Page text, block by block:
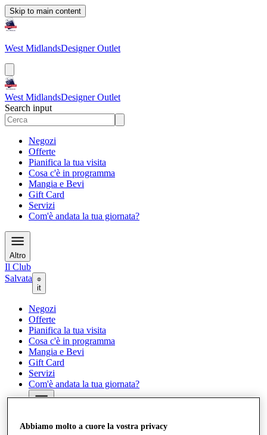
Skip to main content
West MidlandsDesigner Outlet
West MidlandsDesigner Outlet
Search input
Negozi
Offerte
Pianifica la tua visita
Cosa c'è in programma
Mangia e Bevi
Gift Card
Servizi
Com'è andata la tua giornata?
Altro
Il Club
Salvata
it
Negozi
Offerte
Pianifica la tua visita
Cosa c'è in programma
Mangia e Bevi
Gift Card
Servizi
Com'è andata la tua giornata?
Abbiamo molto a cuore la vostra privacy